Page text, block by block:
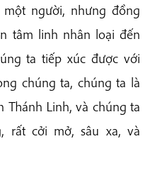
người, nhưng đồng
tâm linh nhân loại đến
ta tiếp xúc được với
chúng ta, chúng ta là
Thánh Linh, và chúng ta
rất cởi mở, sâu xa, và